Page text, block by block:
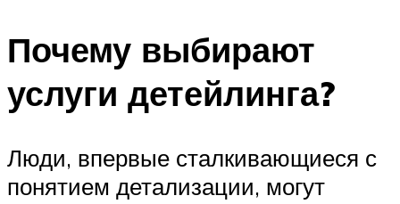
Почему выбирают
услуги детейлинга?
Люди, впервые сталкивающиеся с
понятием детализации, могут